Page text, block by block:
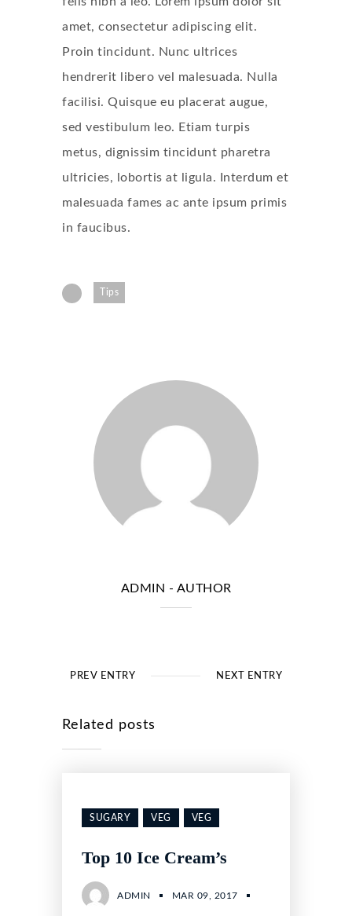
amet, consectetur adipiscing elit.
Proin tincidunt. Nunc ultrices
hendrerit libero vel malesuada. Nulla
facilisi. Quisque eu placerat augue,
sed vestibulum leo. Etiam turpis
metus, dignissim tincidunt pharetra
ultricies, lobortis at ligula. Interdum et
malesuada fames ac ante ipsum primis
in faucibus.
Tips
ADMIN - AUTHOR
PREV ENTRY NEXT ENTRY
Related posts
SUGARY VEG VEG
Top 10 Ice Cream’s
ADMIN MAR 09, 2017